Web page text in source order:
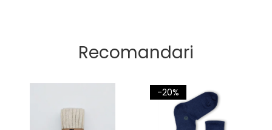
Recomandari
-20%